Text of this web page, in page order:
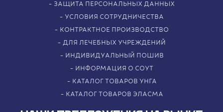
ЗАЩИТА ПЕРСОНАЛЬНЫХ ДАННЫХ
УСЛОВИЯ СОТРУДНИЧЕСТВА
КОНТРАКТНОЕ ПРОИЗВОДСТВО
ДЛЯ ЛЕЧЕБНЫХ УЧРЕЖДЕНИЙ
ИНДИВИДУАЛЬНЫЙ ПОШИВ
ИНФОРМАЦИЯ О СОУТ
КАТАЛОГ ТОВАРОВ УНГА
КАТАЛОГ ТОВАРОВ ЭЛАСМА